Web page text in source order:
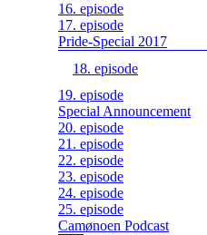
16. episode
17. episode
Pride-Special 2017
18. episode
19. episode
Special Announcement
20. episode
21. episode
22. episode
23. episode
24. episode
25. episode
Camønoen Podcast